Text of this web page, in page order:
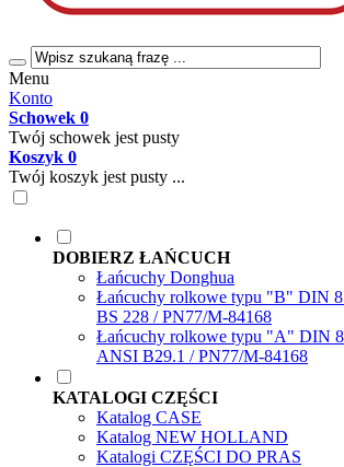
Menu
Konto
Schowek 0
Twój schowek jest pusty
Koszyk 0
Twój koszyk jest pusty ...
DOBIERZ ŁAŃCUCH
Łańcuchy Donghua
Łańcuchy rolkowe typu "B" DIN
BS 228 / PN77/M-84168
Łańcuchy rolkowe typu "A" DIN
ANSI B29.1 / PN77/M-84168
KATALOGI CZĘŚCI
Katalog CASE
Katalog NEW HOLLAND
Katalogi CZĘŚCI DO PRAS